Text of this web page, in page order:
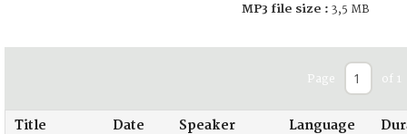
MP3 file size : 3,5 MB
Page of 1
Title Date Speaker Language